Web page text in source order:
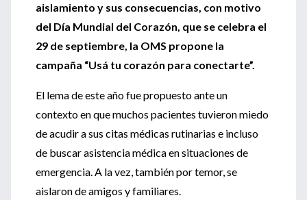
aislamiento y sus consecuencias, con motivo
del Día Mundial del Corazón, que se celebra el
29 de septiembre, la OMS propone la
campaña “Usá tu corazón para conectarte”.
El lema de este año fue propuesto ante un
contexto en que muchos pacientes tuvieron miedo
de acudir a sus citas médicas rutinarias e incluso
de buscar asistencia médica en situaciones de
emergencia. A la vez, también por temor, se
aislaron de amigos y familiares.